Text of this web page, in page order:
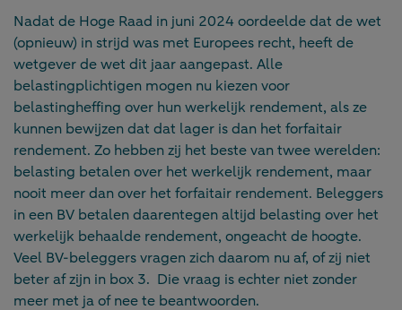
Nadat de Hoge Raad in juni 2024 oordeelde dat de wet
(opnieuw) in strijd was met Europees recht, heeft de
wetgever de wet dit jaar aangepast. Alle
belastingplichtigen mogen nu kiezen voor
belastingheffing over hun werkelijk rendement, als ze
kunnen bewijzen dat dat lager is dan het forfaitair
rendement. Zo hebben zij het beste van twee werelden:
belasting betalen over het werkelijk rendement, maar
nooit meer dan over het forfaitair rendement. Beleggers
in een BV betalen daarentegen altijd belasting over het
werkelijk behaalde rendement, ongeacht de hoogte.
Veel BV-beleggers vragen zich daarom nu af, of zij niet
beter af zijn in box 3. Die vraag is echter niet zonder
meer met ja of nee te beantwoorden.